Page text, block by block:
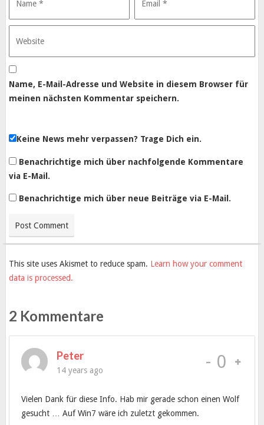
Name, E-Mail-Adresse und Website in diesem Browser für
meinen nächsten Kommentar speichern.
Keine News mehr verpassen? Trage Dich ein.
Benachrichtige mich über nachfolgende Kommentare
via E-Mail.
Benachrichtige mich über neue Beiträge via E-Mail.
This site uses Akismet to reduce spam. Learn how your comment
data is processed.
2 Kommentare
Peter
14 years ago - 0
Vielen Dank für diese Info. Hab mir gerade schon einen Wolf
gesucht … Auf Win7 wäre ich zuletzt gekommen.